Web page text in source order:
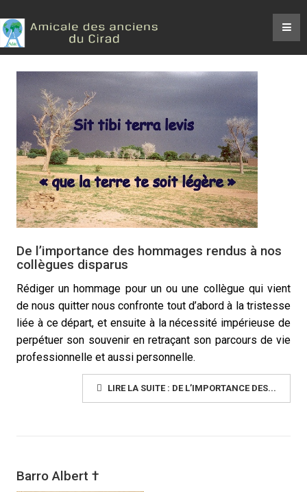
De l’importance des hommages rendus à nos
collègues disparus
Rédiger un hommage pour un ou une collègue qui vient
de nous quitter nous confronte tout d’abord à la tristesse
liée à ce départ, et ensuite à la nécessité impérieuse de
perpétuer son souvenir en retraçant son parcours de vie
professionnelle et aussi personnelle.
LIRE LA SUITE : DE L’IMPORTANCE DES...
Barro Albert †